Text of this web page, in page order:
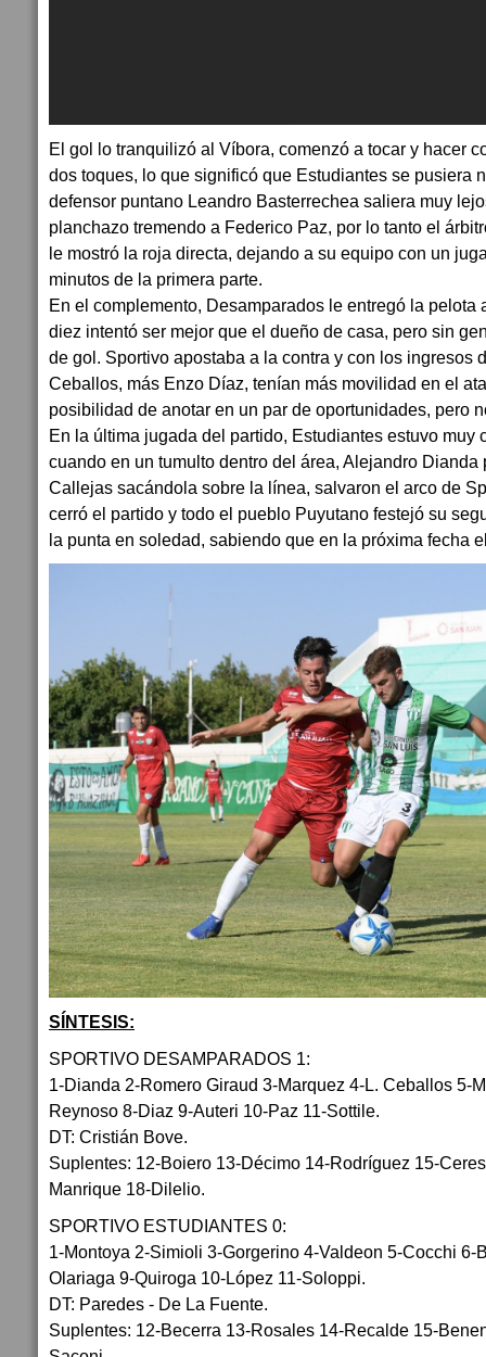
El gol lo tranquilizó al Víbora, comenzó a tocar y hacer
dos toques, lo que significó que Estudiantes se pusiera
defensor puntano Leandro Basterrechea saliera muy
planchazo tremendo a Federico Paz, por lo tanto el
le mostró la roja directa, dejando a su equipo con un
minutos de la primera parte.
En el complemento, Desamparados le entregó la pelota
diez intentó ser mejor que el dueño de casa, pero sin
de gol. Sportivo apostaba a la contra y con los ingresos
Ceballos, más Enzo Díaz, tenían más movilidad en el
posibilidad de anotar en un par de oportunidades, pero
En la última jugada del partido, Estudiantes estuvo muy
cuando en un tumulto dentro del área, Alejandro Dianda
Callejas sacándola sobre la línea, salvaron el arco de
cerró el partido y todo el pueblo Puyutano festejó su
la punta en soledad, sabiendo que en la próxima fecha
SÍNTESIS:
SPORTIVO DESAMPARADOS 1:
1-Dianda 2-Romero Giraud 3-Marquez 4-L. Ceballos 5-
Reynoso 8-Diaz 9-Auteri 10-Paz 11-Sottile.
DT: Cristián Bove.
Suplentes: 12-Boiero 13-Décimo 14-Rodríguez 15-
Manrique 18-Dilelio.
SPORTIVO ESTUDIANTES 0:
1-Montoya 2-Simioli 3-Gorgerino 4-Valdeon 5-Cocchi 6-
Olariaga 9-Quiroga 10-López 11-Soloppi.
DT: Paredes - De La Fuente.
Suplentes: 12-Becerra 13-Rosales 14-Recalde 15-